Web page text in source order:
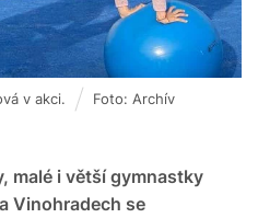
malé i větší gymnastky
Vinohradech se
v akci.
Foto: Archív